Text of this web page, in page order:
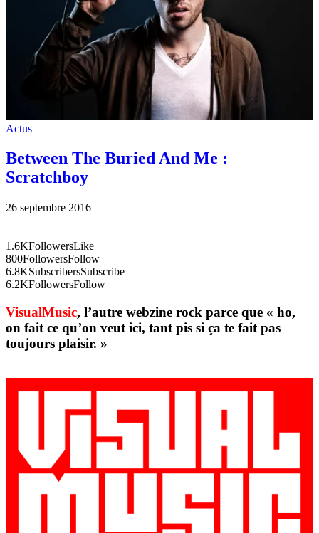
Actus
Between The Buried And Me :
Scratchboy
26 septembre 2016
1.6KFollowersLike
800FollowersFollow
6.8KSubscribersSubscribe
6.2KFollowersFollow
VisualMusic, l’autre webzine rock parce que « ho,
on fait ce qu’on veut ici, tant pis si ça te fait pas
toujours plaisir. »